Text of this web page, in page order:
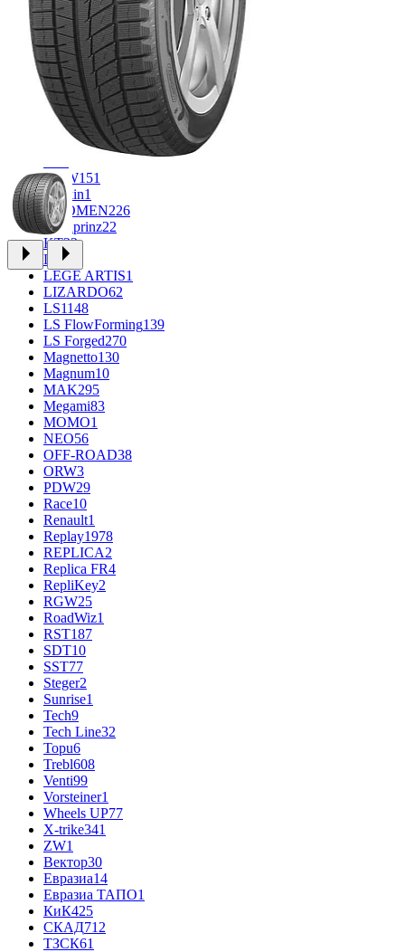
FF34
GR71
Grizzly
iFree 1004
iFree Original 53
Ikon1
INFORGED1
IVR1
1
KDW151
Keskin1
KHOMEN226
Kronprinz22
KT23
LE 13
LEGE ARTIS1
LIZARDO62
LS1148
LS FlowForming139
LS Forged270
Magnetto130
Magnum10
MAK295
Megami83
MOMO1
NEO56
OFF-ROAD38
ORW3
PDW29
Race10
Renault1
Replay1978
REPLICA2
Replica FR4
RepliKey2
RGW25
RoadWiz1
RST187
SDT10
SST77
Steger2
Sunrise1
Tech9
Tech Line32
Topu6
Trebl608
Venti99
Vorsteiner1
Wheels UP77
X-trike341
ZW1
Вектор30
Евразиа14
Евразиа ТАПО1
КиК425
СКАД712
ТЗСК61